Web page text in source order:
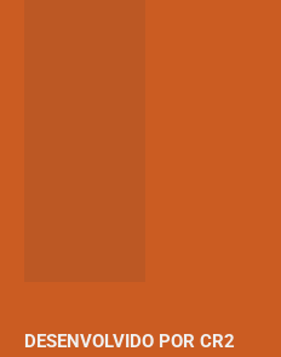
DESENVOLVIDO POR CR2